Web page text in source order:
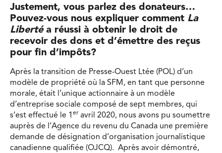
Justement, vous parlez des donateurs…
Pouvez-vous nous expliquer comment La
Libertéa réussi à obtenir le droit de
recevoir des dons et d’émettre des reçus
pour fin d’impôts?
Après la transition de Presse-Ouest Ltée (POL) d’un
modèle de propriété où la SFM, en tant que personne
morale, était l’unique actionnaire à un modèle
d’entreprise sociale composé de sept membres, qui
s’est effectué le 1 er avril 2020, nous avons pu soumettre
auprès de l’Agence du revenu du Canada une première
demande de désignation d’organisation journalistique
canadienne qualifiée (OJCQ). Après avoir démontré,